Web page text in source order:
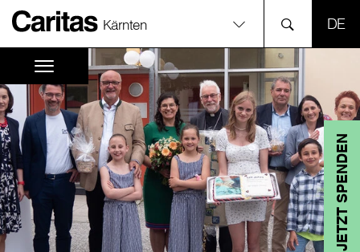
Kärnten
JETZT SPENDEN